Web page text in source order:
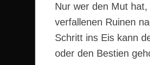
Nur wer den Mut
verfallenen Ruinen
Schritt ins Eis kann
oder den Bestien